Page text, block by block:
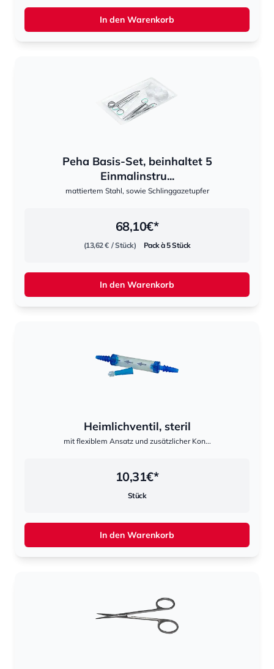
In den Warenkorb
Peha Basis-Set, beinhaltet 5
Einmalinstru...
mattiertem Stahl, sowie Schlinggazetupfer
68,10€*
(13,62 € / Stück) Pack à 5 Stück
In den Warenkorb
Heimlichventil, steril
mit flexiblem Ansatz und zusätzlicher Kon...
10,31€*
Stück
In den Warenkorb